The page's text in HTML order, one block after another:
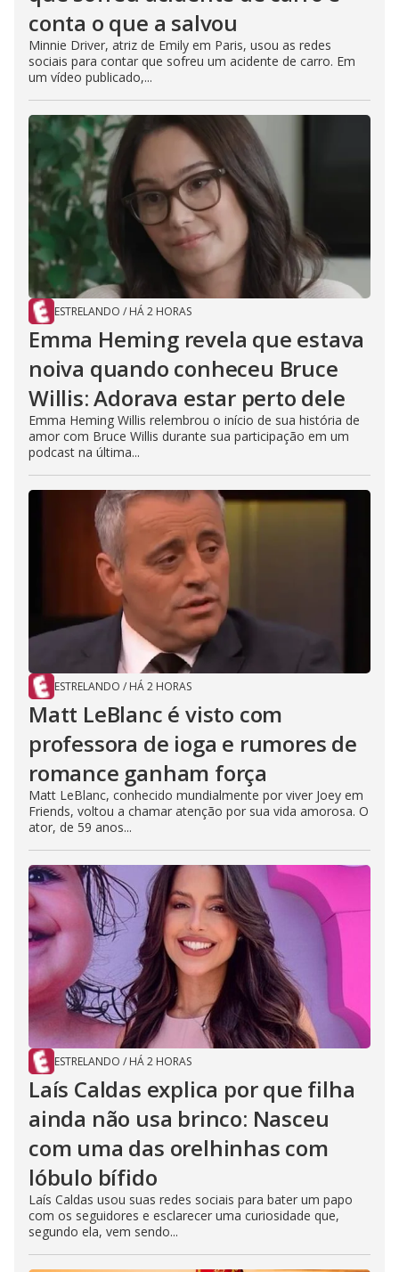
conta o que a salvou
Minnie Driver, atriz de Emily em Paris, usou as redes
sociais para contar que sofreu um acidente de carro. Em
um vídeo publicado,...
ESTRELANDO / HÁ 2 HORAS
Emma Heming revela que estava
noiva quando conheceu Bruce
Willis: Adorava estar perto dele
Emma Heming Willis relembrou o início de sua história de
amor com Bruce Willis durante sua participação em um
podcast na última...
ESTRELANDO / HÁ 2 HORAS
Matt LeBlanc é visto com
professora de ioga e rumores de
romance ganham força
Matt LeBlanc, conhecido mundialmente por viver Joey em
Friends, voltou a chamar atenção por sua vida amorosa. O
ator, de 59 anos...
ESTRELANDO / HÁ 2 HORAS
Laís Caldas explica por que filha
ainda não usa brinco: Nasceu
com uma das orelhinhas com
lóbulo bífido
Laís Caldas usou suas redes sociais para bater um papo
com os seguidores e esclarecer uma curiosidade que,
segundo ela, vem sendo...